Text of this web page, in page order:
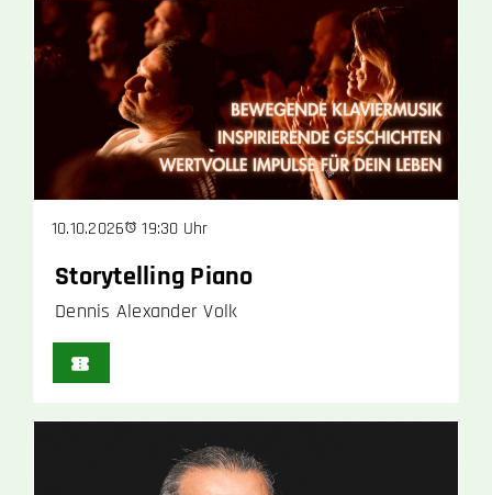
10.10.2026 19:30 Uhr
Storytelling Piano
Dennis Alexander Volk